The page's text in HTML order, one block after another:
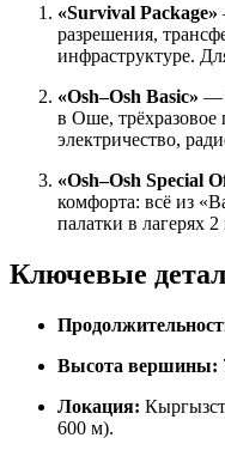
«Survival Package»
разрешения,
инфраструктуре.
«Osh–Osh Basic» —
в Оше, трёхразовое
электричество,
«Osh–Osh Special
комфорта: всё из
палатки в лагерях 2
Ключевые
Высота вершины:
Локация:
600 м).